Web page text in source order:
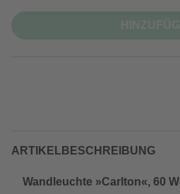
ARTIKELBESCHREIBUNG
Wandleuchte »Carlton«, 60 W